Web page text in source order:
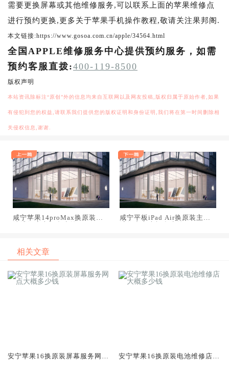
需要更换屏幕或其他维修服务,可以联系上面的苹果维修点
进行预约更换,更多关于苹果手机操作教程,敬请关注果邦阁.
本文链接:https://www.gosoa.com.cn/apple/34564.html
全国APPLE维修服务中心提供预约服务，如需
预约客服直拨:400-119-8500
版权声明
本站资讯除标注“原创”外的信息均来自互联网以及网友投稿,版权归属于原始作者,如果
有侵犯到您的权益,请联系我们提供您的版权证明和身份证明,我们将在第一时间删除相
关侵权信息,谢谢.
咸宁苹果14proMax换原装电
咸宁平板iPad Air换原装主板
相关文章
安宁苹果16换原装屏幕服务网点
安宁苹果16换原装电池维修店大